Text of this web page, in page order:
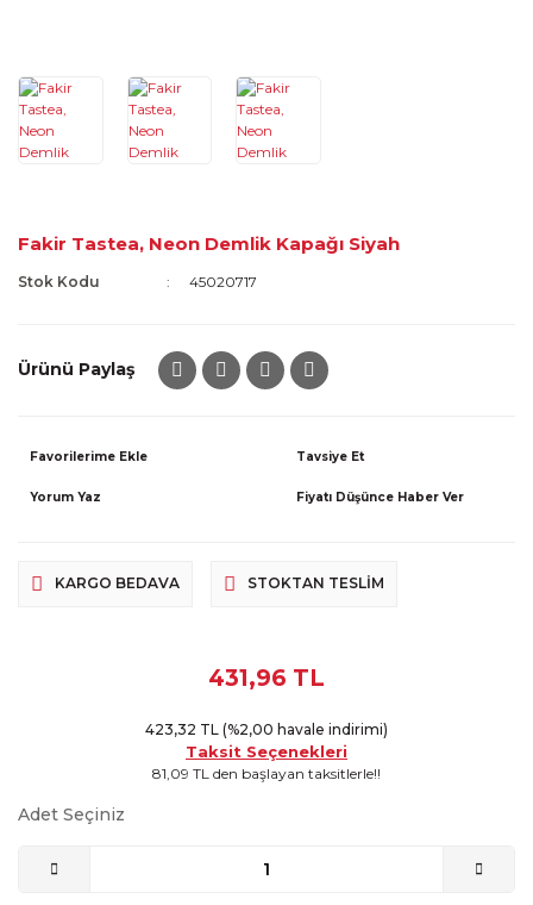
Fakir Tastea, Neon Demlik Kapağı Siyah
Stok Kodu 45020717
Ürünü Paylaş
Tavsiye Et
Yorum Yaz Fiyatı Düşünce Haber Ver
KARGO BEDAVA STOKTAN TESLIM
431,96 TL
423,32 TL (%2,00 havale indirimi)
Taksit Seçenekleri
81,09 TL den başlayan taksitlerle!!
Adet Seçiniz